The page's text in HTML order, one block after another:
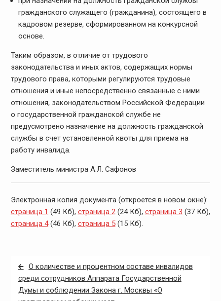
гражданского служащего (гражданина), состоящего в
кадровом резерве, сформированном на конкурсной
основе.
Таким образом, в отличие от трудового
законодательства и иных актов, содержащих нормы
трудового права, которыми регулируются трудовые
отношения и иные непосредственно связанные с ними
отношения, законодательством Российской Федерации
о государственной гражданской службе не
предусмотрено назначение на должность гражданской
службы в счет установленной квоты для приема на
работу инвалида.
Заместитель министра А.Л. Сафонов
Электронная копия документа (откроется в новом окне):
страница 1 (49 Кб), страница 2(24 Кб), страница 3 (37 Кб),
страница 4(46 Кб), страница 5(15 Кб).
Навигация
по
записям
О количестве и процентном составе инвалидов
среди сотрудников Аппарата Государственной
Думы и соблюдении Закона г. Москвы «О